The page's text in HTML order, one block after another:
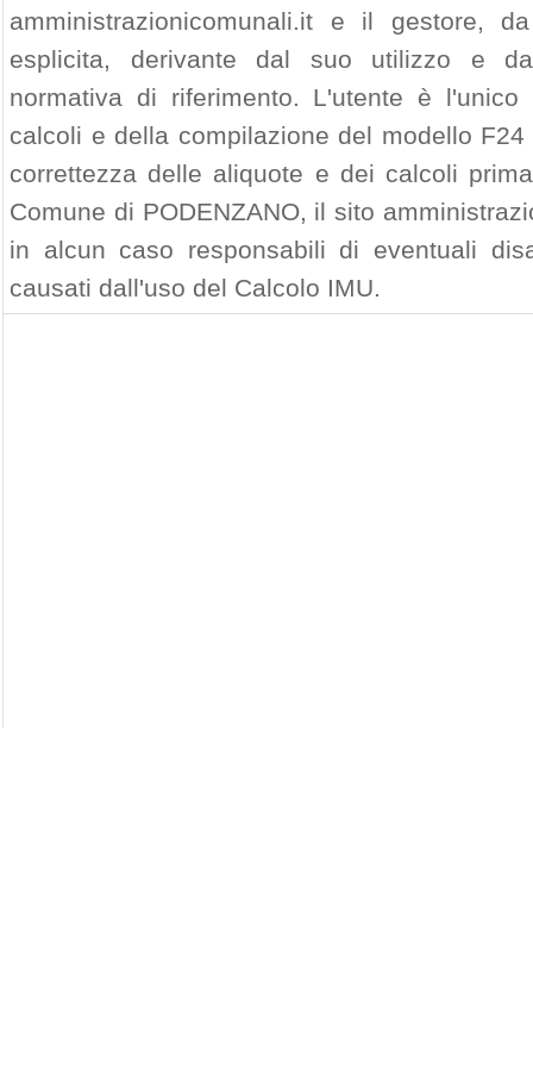
amministrazionicomunali.it e il gestore,
esplicita, derivante dal suo utilizzo e
normativa di riferimento. L'utente è
calcoli e della compilazione del modello
correttezza delle aliquote e dei calcoli
Comune di PODENZANO, il sito
in alcun caso responsabili di eventuali
causati dall'uso del Calcolo IMU.